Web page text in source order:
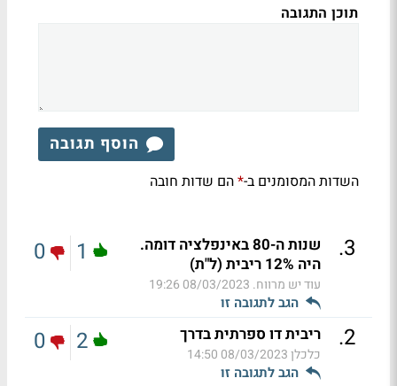
תוכן התגובה
הוסף תגובה
השדות המסומנים ב-*הם שדות חובה
3
.
שנות ה-80 באינפלציה דומה.
היה 12% ריבית (ל"ת)
עוד יש מרווח. 08/03/2023 19:26
הגב לתגובה זו
1
0
2
. ריבית דו ספרתית בדרך
כלכלן08/03/2023 14:50
הגב לתגובה זו
2
0